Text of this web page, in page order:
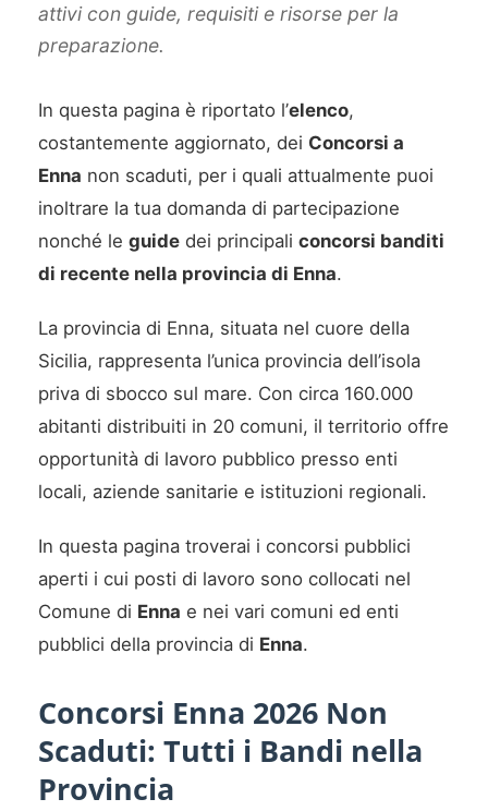
attivi con guide, requisiti e risorse per la
preparazione.
In questa pagina è riportato l’elenco,
costantemente aggiornato, dei Concorsi a
Enna non scaduti, per i quali attualmente puoi
inoltrare la tua domanda di partecipazione
nonché le guide dei principali concorsi banditi
di recente nella provincia di Enna.
La provincia di Enna, situata nel cuore della
Sicilia, rappresenta l’unica provincia dell’isola
priva di sbocco sul mare. Con circa 160.000
abitanti distribuiti in 20 comuni, il territorio offre
opportunità di lavoro pubblico presso enti
locali, aziende sanitarie e istituzioni regionali.
In questa pagina troverai i concorsi pubblici
aperti i cui posti di lavoro sono collocati nel
Comune di Enna e nei vari comuni ed enti
pubblici della provincia di Enna.
Concorsi Enna 2026 Non
Scaduti: Tutti i Bandi nella
Provincia